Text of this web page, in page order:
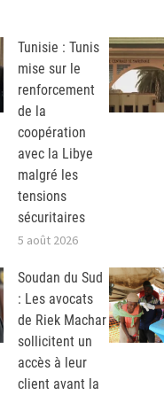
Tunisie : Tunis
mise sur le
renforcement
de la
coopération
avec la Libye
malgré les
tensions
sécuritaires
5 août 2026
Soudan du Sud
: Les avocats
de Riek Machar
sollicitent un
accès à leur
client avant la